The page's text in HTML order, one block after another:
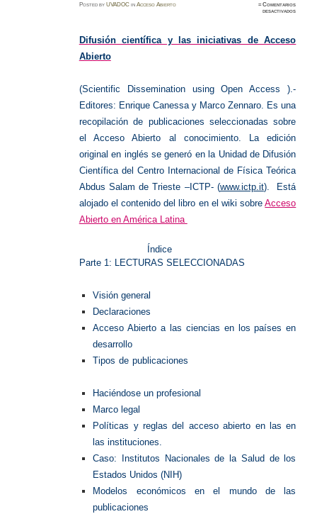
PostedbyUVADOC inAcceso Abierto ≈Comentarios
desactivadosen
Abierto
Difusión científica y las iniciativas de Acceso
Abierto
(Scientific Dissemination using Open Access ).-
Editores: Enrique Canessa y Marco Zennaro. Es una
recopilación de publicaciones seleccionadas sobre
el Acceso Abierto al conocimiento. La edición
original en inglés se generó en la Unidad de Difusión
Científica del Centro Internacional de Física Teórica
Abdus Salam de Trieste –ICTP- (www.ictp.it).
Está
alojado el contenido del libro en el wiki sobreAcceso
Abierto en América Latina
Índice
Parte 1: LECTURAS SELECCIONADAS
Visión general
Declaraciones
Acceso Abierto a las ciencias en los países en
desarrollo
Tipos de publicaciones
Haciéndose un profesional
Marco legal
Políticas y reglas del acceso abierto en las en
las instituciones.
Caso: Institutos Nacionales de la Salud de los
Estados Unidos (NIH)
Modelos económicos en el mundo de las
publicaciones